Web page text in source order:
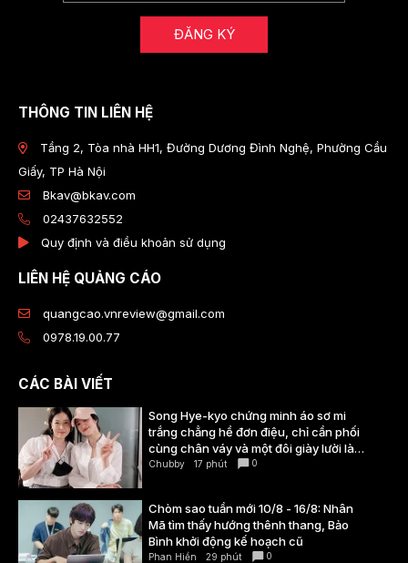
ĐĂNG KÝ
THÔNG TIN LIÊN HỆ
Tầng 2, Tòa nhà HH1, Đường Dương Đình Nghệ, Phường Cầu
Giấy, TP Hà Nội
Bkav@bkav.com
02437632552
Quy định và điều khoản sử dụng
LIÊN HỆ QUẢNG CÁO
quangcao.vnreview@gmail.com
0978.19.00.77
CÁC BÀI VIẾT
Song Hye-kyo chứng minh áo sơ mi
trắng chẳng hề đơn điệu, chỉ cần phối
cùng chân váy và một đôi giày lười là
đã đủ thanh lịch, sành điệu
Chubby 17 phút 0
Chòm sao tuần mới 10/8 - 16/8: Nhân
Mã tìm thấy hướng thênh thang, Bảo
Bình khởi động kế hoạch cũ
Phan Hiền 29 phút 0